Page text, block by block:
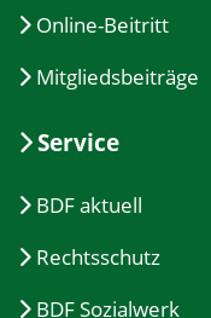
Online-Beitritt
Mitgliedsbeiträge
Service
BDF aktuell
Rechtsschutz
BDF Sozialwerk